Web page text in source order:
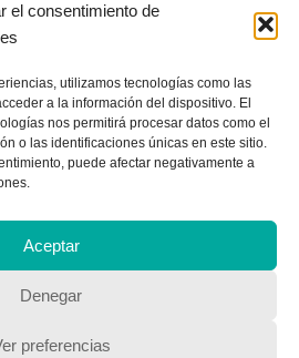
el consentimiento de
utilizamos tecnologías como las
a la información del dispositivo. El
nos permitirá procesar datos como el
o las identificaciones únicas en este sitio.
puede afectar negativamente a
Aceptar
Denegar
preferencias